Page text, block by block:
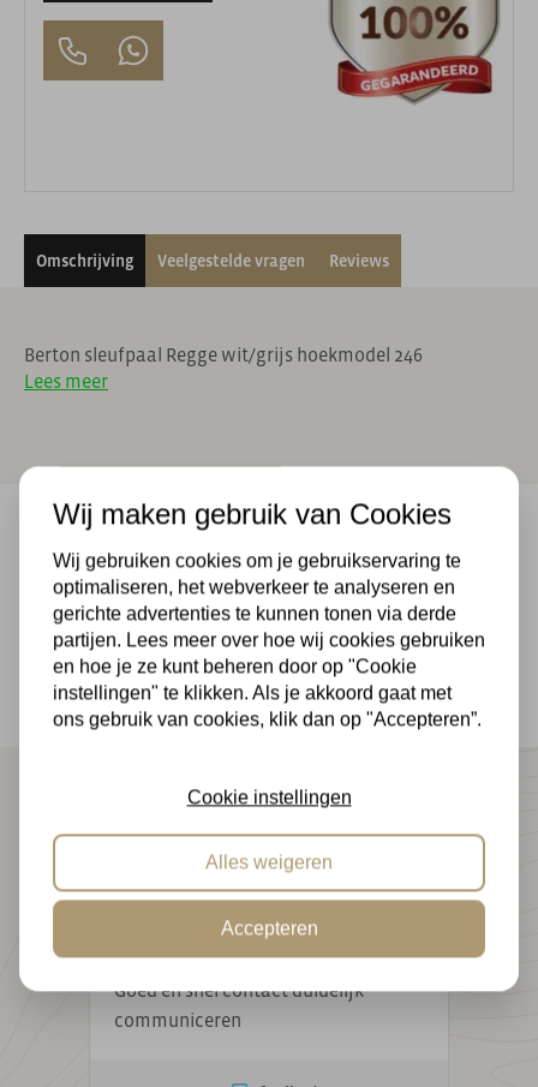
Omschrijving Veelgestelde vragen Reviews
Berton sleufpaal Regge wit/grijs hoekmodel 246
Lees meer
Achteraf betalen & 14 dagen bedenktijd
Betaal veilig in termijnen en geniet van 14 dagen
bedenktijd
Wij zijn heel erg tevreden met ons
nieuwe hekwerk
10/ 10Sjaak de vos
Goed en snel contact duidelijk
communiceren
Wij maken gebruik van Cookies
Wij gebruiken cookies om je gebruikservaring te
optimaliseren, het webverkeer te analyseren en
gerichte advertenties te kunnen tonen via derde
partijen. Lees meer over hoe wij cookies gebruiken
en hoe je ze kunt beheren door op "Cookie
instellingen" te klikken. Als je akkoord gaat met
ons gebruik van cookies, klik dan op "Accepteren”.
Cookie instellingen
Alles weigeren
Accepteren